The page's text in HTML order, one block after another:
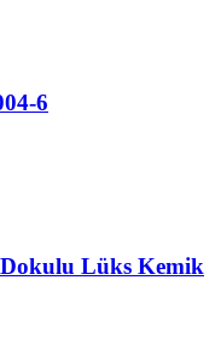
6
Lüks Kemik